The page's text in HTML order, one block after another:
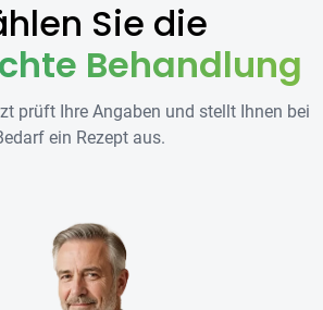
Sie die
Behandlung
prüft Ihre Angaben und stellt Ihnen bei
ein Rezept aus.